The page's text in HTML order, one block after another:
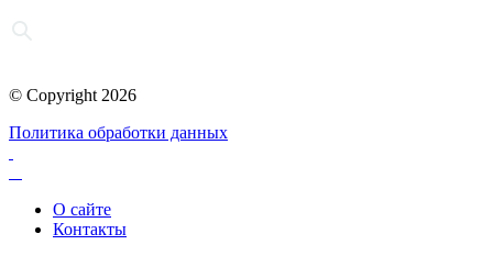
© Copyright 2026
Политика обработки данных
О сайте
Контакты